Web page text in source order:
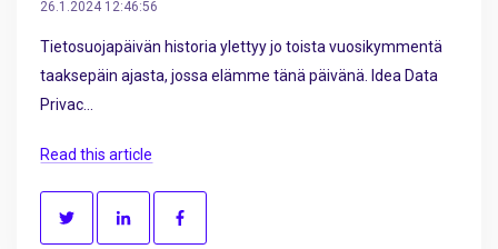
26.1.2024 12:46:56
Tietosuojapäivän historia ylettyy jo toista vuosikymmentä
taaksepäin ajasta, jossa elämme tänä päivänä. Idea Data
Privac...
Read this article